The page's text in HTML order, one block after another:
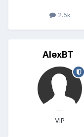
2.5k
AlexBT
VIP